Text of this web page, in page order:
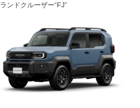
ランドクルーザー“FJ”